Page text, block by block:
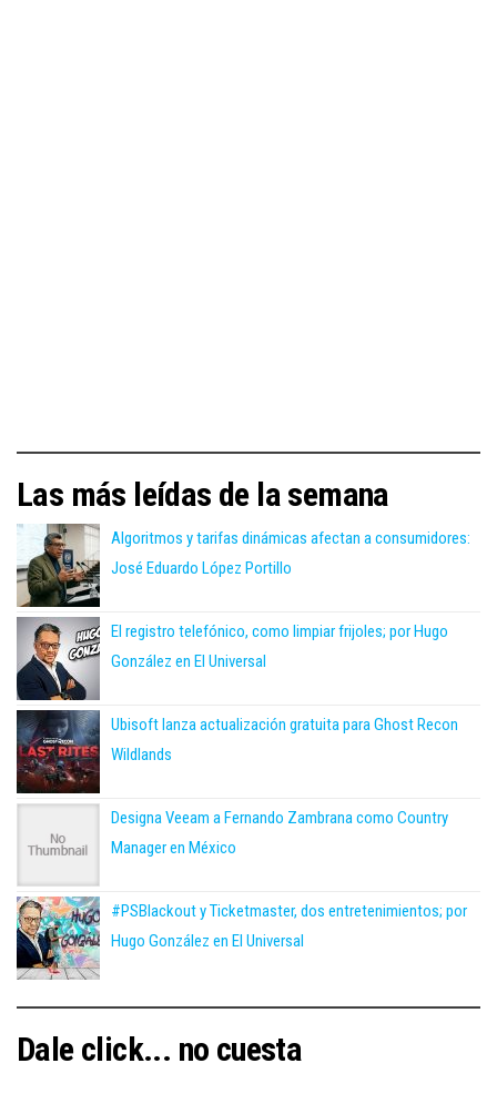
Las más leídas de la semana
Algoritmos y tarifas dinámicas afectan a consumidores:
José Eduardo López Portillo
El registro telefónico, como limpiar frijoles; por Hugo
González en El Universal
Ubisoft lanza actualización gratuita para Ghost Recon
Wildlands
Designa Veeam a Fernando Zambrana como Country
Manager en México
#PSBlackout y Ticketmaster, dos entretenimientos; por
Hugo González en El Universal
Dale click... no cuesta